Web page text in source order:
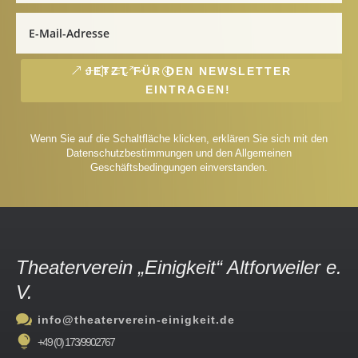
JETZT FÜR DEN NEWSLETTER
EINTRAGEN!
Wenn Sie auf die Schaltfläche klicken, erklären Sie sich mit den
Datenschutzbestimmungen und den Allgemeinen
Geschäftsbedingungen einverstanden.
Theaterverein „Einigkeit“ Altforweiler e.
V.
 info@theaterverein-einigkeit.de
 +49 (0) 173/9902767